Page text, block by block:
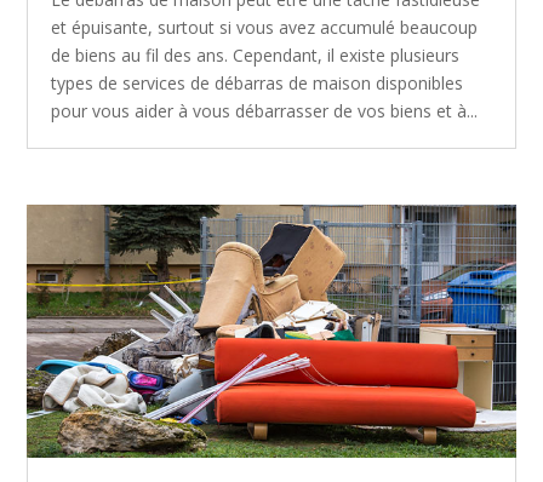
et épuisante, surtout si vous avez accumulé beaucoup
de biens au fil des ans. Cependant, il existe plusieurs
types de services de débarras de maison disponibles
pour vous aider à vous débarrasser de vos biens et à...